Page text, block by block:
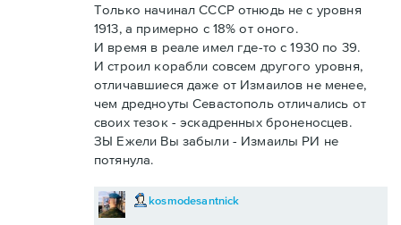
Только начинал СССР отнюдь не с уровня
1913, а примерно с 18% от оного.
И время в реале имел где-то с 1930 по 39.
И строил корабли совсем другого уровня,
отличавшиеся даже от Измаилов не менее,
чем дредноуты Севастополь отличались от
своих тезок - эскадренных броненосцев.
ЗЫ Ежели Вы забыли - Измаилы РИ не
потянула.
kosmodesantnick